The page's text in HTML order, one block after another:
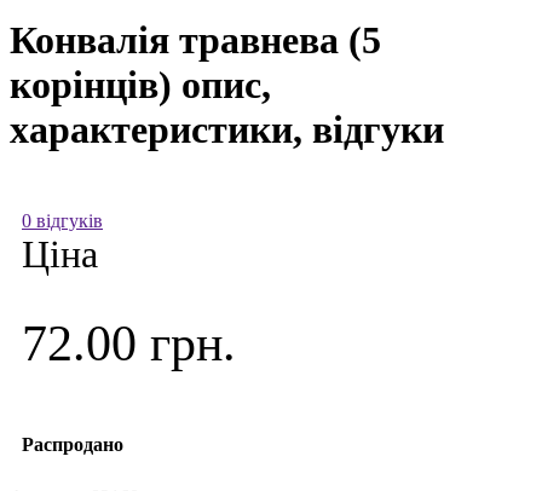
Конвалія травнева (5
корінців) опис,
характеристики, відгуки
0 відгуків
Ціна
72.00 грн.
Распродано